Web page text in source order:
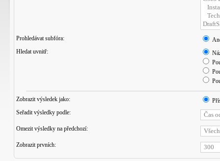
Prohledávat subfóra:
Hledat uvnitř:
Zobrazit výsledek jako:
Seřadit výsledky podle:
Omezit výsledky na předchozí:
Zobrazit prvních: